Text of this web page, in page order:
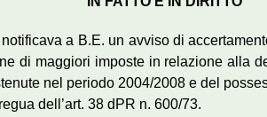
a B.E. un avviso di
di maggiori imposte in relazione alla
nel periodo 2004/2008 e del
dell’art. 38 dPR n. 600/73.